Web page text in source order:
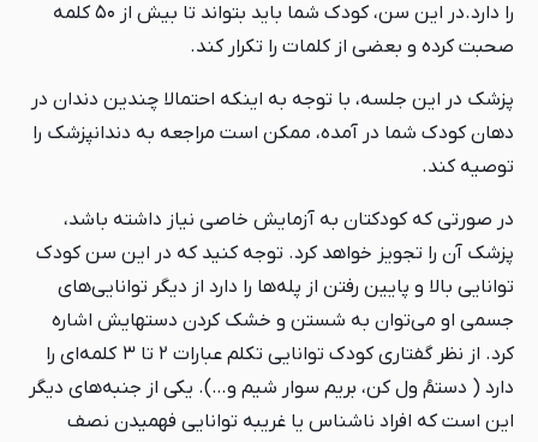
را دارد.
در این سن، کودک شما باید بتواند تا بیش از ۵۰ کلمه
صحبت کرده و بعضی از کلمات را تکرار کند.
پزشک در این جلسه، با توجه به اینکه احتمالا چندین دندان در
دهان کودک شما در آمده، ممکن است مراجعه به دندانپزشک را
توصیه کند.
در صورتی که کودکتان به آزمایش خاصی نیاز داشته باشد،
پزشک آن را تجویز خواهد کرد. توجه کنید که در این سن کودک
توانایی بالا و پایین رفتن از پله‌ها را دارد از دیگر توانایی‌های
جسمی او می‌توان به شستن و خشک کردن دستهایش اشاره
کرد. از نظر گفتاری کودک توانایی تکلم عبارات ۲ تا ۳ کلمه‌ای را
دارد ( دستمُ ول کن، بریم سوار شیم و…). یکی از جنبه‌های دیگر
این است که افراد ناشناس یا غریبه توانایی فهمیدن نصف